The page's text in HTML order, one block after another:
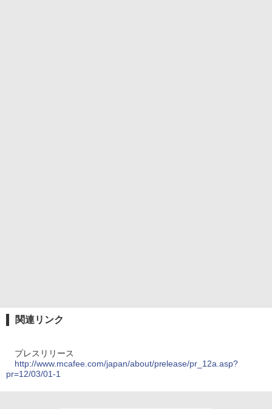
関連リンク
プレスリリース
http://www.mcafee.com/japan/about/prelease/pr_12a.asp?
pr=12/03/01-1